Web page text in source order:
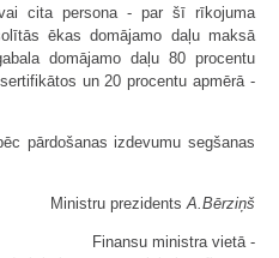
cita persona - par šī rīkojuma
ēkas domājamo daļu maksā
domājamo daļu 80 procentu
un 20 procentu apmērā -
pārdošanas izdevumu segšanas
Ministru prezidentsA.Bērziņš
Finansu ministra vietā -